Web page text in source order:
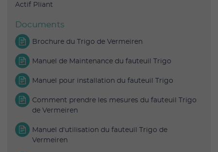
Actif Pliant
Documents
Brochure du Trigo de Vermeiren
Manuel de Maintenance du fauteuil Trigo
Manuel pour installation du fauteuil Trigo
Comment prendre les mesures du fauteuil Trigo
de Vermeiren
Manuel d'utilisation du fauteuil Trigo de
Vermeiren